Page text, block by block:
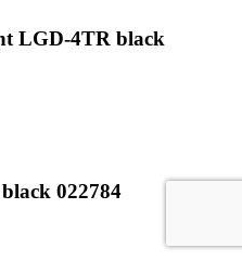
LGD-4TR black
022784